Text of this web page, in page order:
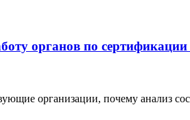
органов по
организации, почему анализ